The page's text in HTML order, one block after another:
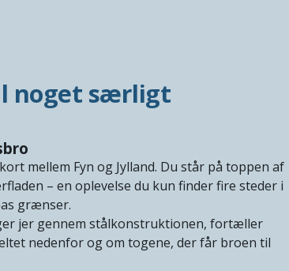
noget særligt
mellem Fyn og Jylland. Du står på toppen af
– en oplevelse du kun finder fire steder i
grænser.
jer gennem stålkonstruktionen, fortæller
nedenfor og om togene, der får broen til